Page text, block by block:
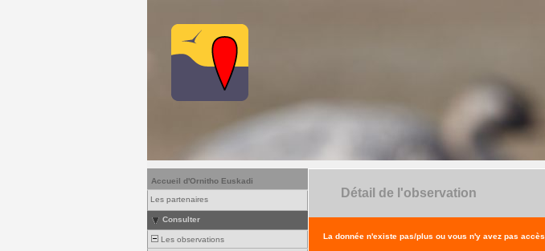
Accueil d'Ornitho Euskadi
Les partenaires
Consulter
Les observations
Détail de l'observation
La donnée n'existe pas/plus ou vous n'y avez pas accès.